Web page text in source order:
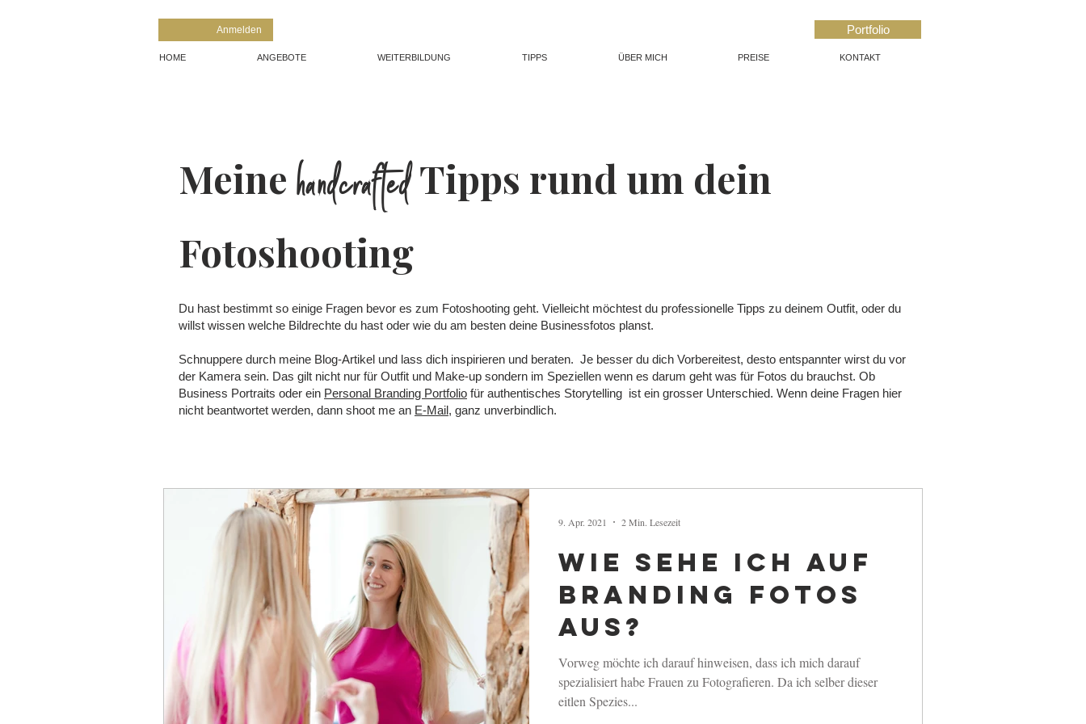
HOME ANGEBOTE WEITERBILDUNG TIPPS ÜBER MICH PREISE KONTAKT
Anmelden Portfolio
Meine handcraftedTipps rund um dein
Fotoshooting
Du hast bestimmt so einige Fragen bevor es zum Fotoshooting geht. Vielleicht möchtest du professionelle Tipps zu deinem Outfit, oder du
willst wissen welche Bildrechte du hast oder wie du am besten deine Businessfotos planst.
Schnuppere durch meine Blog-Artikel und lass dich inspirieren und beraten. Je besser du dich Vorbereitest, desto entspannter wirst du vor
der Kamera sein. Das gilt nicht nur für Outfit und Make-up sondern im Speziellen wenn es darum geht was für Fotos du brauchst. Ob
Business Portraits oder ein Personal Branding Portfolio für authentisches Storytelling ist ein grosser Unterschied. Wenn deine Fragen hier
nicht beantwortet werden, dann shoot me an E-Mail, ganz unverbindlich.
Wie sehe ich auf
Branding Fotos
aus?
Vorweg möchte ich darauf hinweisen, dass ich mich darauf
spezialisiert habe Frauen zu Fotografieren. Da ich selber dieser
eitlen Spezies...
9. Apr. 2021 2 Min. Lesezeit